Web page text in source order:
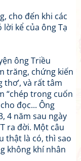
cho đến khi các
kể của ông Tạ
ông Triều
trăng, chứng kiến
thơ’, và rất tâm
“chép trong cuốn
đọc... Ông
4 năm sau ngày
ra đời. Một câu
thật là có, thì sao
không khí nhân